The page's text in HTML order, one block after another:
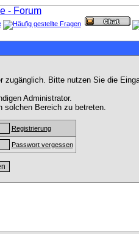
Bitte nutzen Sie die
Administrator.
solchen Bereich zu betreten.
Registrierung
Passwort vergessen